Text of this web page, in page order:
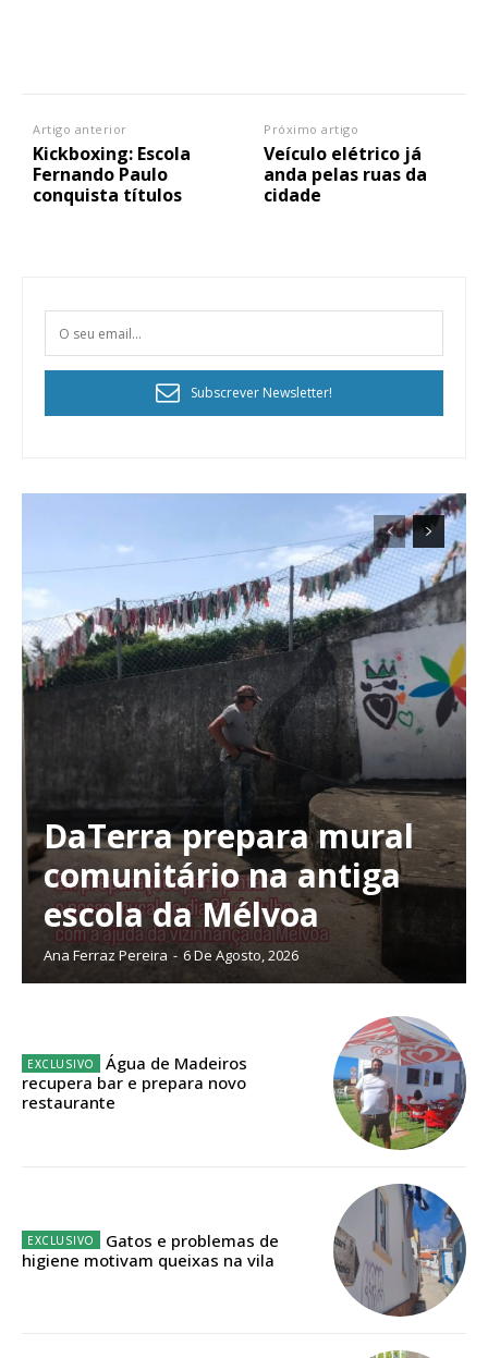
Planos de Assinatura
Sendo assinante terá acesso a todos os conteúdos exclusivos e versões
digitais.
Escolha o plano de assinatura desejado:
ASSINATURA
IMPRESSA
Artigo anterior
Kickboxing: Escola
Fernando Paulo
conquista títulos
Próximo artigo
Veículo elétrico já
anda pelas ruas da
cidade
Subscrever Newsletter!
DaTerra prepara mural
comunitário na antiga
escola da Mélvoa
Ana Ferraz Pereira - 6 De Agosto, 2026
Água de Madeiros
recupera bar e prepara novo
restaurante
Gatos e problemas de
higiene motivam queixas na vila